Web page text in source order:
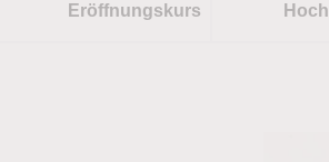
Eröffnungskurs Hoch